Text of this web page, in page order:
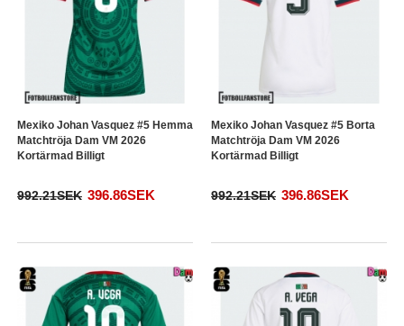
Mexiko Johan Vasquez #5 Hemma
Matchtröja Dam VM 2026
Kortärmad Billigt
992.21SEK 396.86SEK
Mexiko Johan Vasquez #5 Borta
Matchtröja Dam VM 2026
Kortärmad Billigt
992.21SEK 396.86SEK